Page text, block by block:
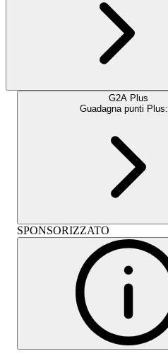
G2A Plus
Guadagna punti Plus:
SPONSORIZZATO